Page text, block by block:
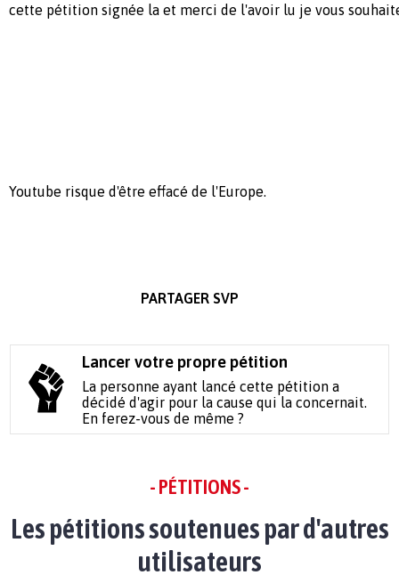
cette pétition signée la et merci de l'avoir lu je vous
Youtube risque d'être effacé de l'Europe.
PARTAGER SVP
Lancer votre propre pétition
La personne ayant lancé cette pétition a
décidé d'agir pour la cause qui la concernait.
En ferez-vous de même ?
- PÉTITIONS -
Les pétitions soutenues par d'autres
utilisateurs